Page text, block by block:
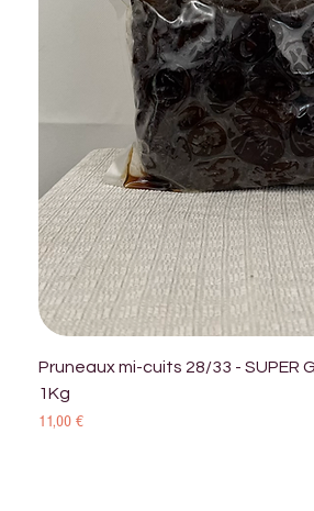
Pruneaux mi-cuits 28/33 - SUPER
1Kg
Prix
11,00 €